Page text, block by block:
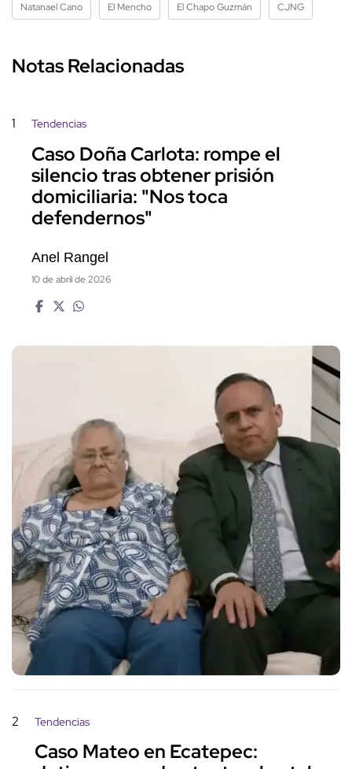
Natanael Cano El Mencho El Chapo Guzmán CJNG
Notas Relacionadas
1 Tendencias
Caso Doña Carlota: rompe el
silencio tras obtener prisión
domiciliaria: "Nos toca
defendernos"
Anel Rangel
10 de abril de 2026
2 Tendencias
Caso Mateo en Ecatepec: